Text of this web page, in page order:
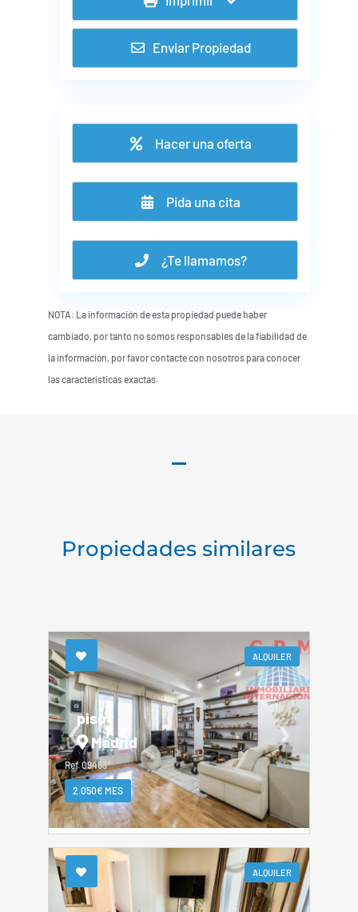
Enviar Propiedad
Hacer una oferta
Pida una cita
¿Te llamamos?
NOTA: La información de esta propiedad puede haber
cambiado, por tanto no somos responsables de la fiabilidad de
la información, por favor contacte con nosotros para conocer
las características exactas.
Propiedades similares
ALQUILER
piso
Madrid
Ref. 09463*
2.050€ MES
❮ ❯
ALQUILER